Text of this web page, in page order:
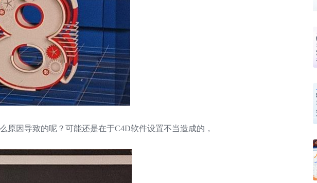
原因导致的呢？可能还是在于C4D软件设置不当造成的，